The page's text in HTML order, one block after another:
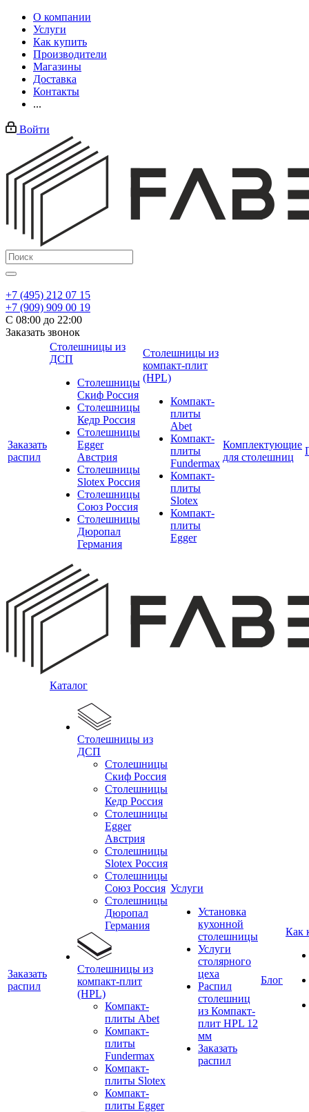
О компании
Услуги
Как купить
Производители
Магазины
Доставка
Контакты
...
Войти
+7 (495) 212 07 15
+7 (909) 909 00 19
С 08:00 до 22:00
Заказать звонок
Заказать
распил
Столешницы из
ДСП
Столешницы
Скиф Россия
Столешницы
Кедр Россия
Столешницы
Egger
Австрия
Столешницы
Slotex Россия
Столешницы
Союз Россия
Столешницы
Дюропал
Германия
Столешницы из
компакт-плит
(HPL)
Компакт-
плиты
Abet
Компакт-
плиты
Fundermax
Компакт-
плиты
Slotex
Компакт-
плиты
Egger
Комплектующие
для столешниц
Заказать
распил
Каталог
Столешницы из
ДСП
Столешницы
Скиф Россия
Столешницы
Кедр Россия
Столешницы
Egger
Австрия
Столешницы
Slotex Россия
Столешницы
Союз Россия
Столешницы
Дюропал
Германия
Столешницы из
компакт-плит
(HPL)
Компакт-
плиты Abet
Компакт-
плиты
Fundermax
Компакт-
плиты Slotex
Компакт-
плиты Egger
Услуги
Установка
кухонной
столешницы
Услуги
столярного
цеха
Распил
столешниц
из Компакт-
плит HPL 12
мм
Заказать
распил
Блог
Как